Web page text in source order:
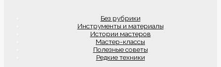
Без рубрики
Инструменты и материалы
Истории мастеров
Мастер-классы
Полезные советы
Редкие техники